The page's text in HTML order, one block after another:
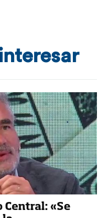
Central: «Se